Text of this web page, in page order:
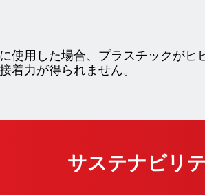
用した場合、プラスチックがヒ
着力が得られません。
サステナビリ